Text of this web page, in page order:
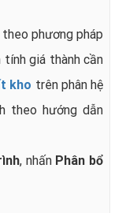
phương pháp
giá thành cần
kho trên phân hệ
theo hướng dẫn
, nhấn Phân bổ